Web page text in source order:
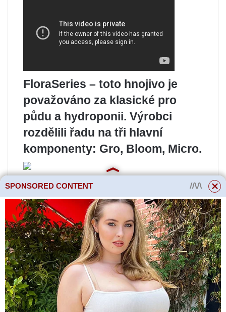
FloraSeries – toto hnojivo je
považováno za klasické pro
půdu a hydroponii. Výrobci
rozdělili řadu na tři hlavní
komponenty: Gro, Bloom, Micro.
SPONSORED CONTENT